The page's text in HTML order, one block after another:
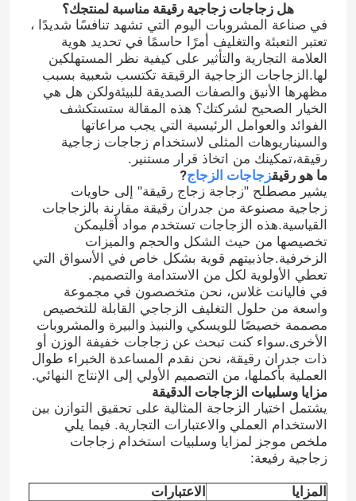
هل زجاجات زجاجية رقيقة مناسبة لمنتجك؟
في صناعة المشروبات اليوم التي تشهد تنافسًا شديدًا ،
تعتبر التعبئة والتغليف أمرًا حاسمًا في تحديد هوية
العلامة التجارية والتأثير على كيفية نظر المستهلكين
لها.الزجاجات الزجاجية الرقيقة تكتسب شعبية بسبب
مظهرها الأنيق والصفات الصديقة للبيئةولكن هل هي
الخيار الصحيح لشركتك؟ هذه المقالة ستستكشف
الفوائد والعوامل الرئيسية التي يجب مراعاتها
والسيناريوهات المثلى لاستخدام زجاجات زجاجية
رقيقة،تمكينك من اتخاذ قرار مستنير.
ما هو رقيقزجاجات الزجاج?
يشير مصطلح "زجاجة زجاج رقيقة" إلى حاويات
زجاجية مصنوعة من جدران رقيقة مقارنة بالزجاجات
القياسية.هذه الزجاجات تستخدم مواد أقليمكن
تخصيصها من حيث الشكل والحجم والميزات
الزخرفية.جاذبيتهم قوية بشكل خاص في الأسواق التي
تعطي الأولوية لكل من الاستدامة والتصميم.
في فاليانت غلاس، نحن متخصصون في مجموعة
واسعة من حلول التغليف الزجاجي القابلة للتخصيص
مصممة خصيصًا للويسكي والنبيذ والبيرة والمشروبات
الأخرى.سواء كنت تبحث عن زجاجات خفيفة الوزن أو
ذات جدران رقيقة، نحن نقدم المساعدة الخبراء طوال
العملية بأكملها، من التصميم الأولي إلى الإنتاج النهائي.
مزايا وسلبيات الزجاجات الدقيقة
يشتمل اختيار الزجاجة المثالية على تحقيق التوازن بين
الاستخدام العملي والاعتبارات التجارية. فيما يلي
ملخص موجز لمزايا وسلبيات استخدام زجاجات
زجاجية رفيعة:
المزايا
الاعتبارات